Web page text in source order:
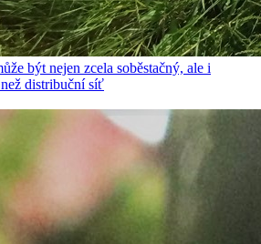
být nejen zcela soběstačný, ale i
distribuční síť